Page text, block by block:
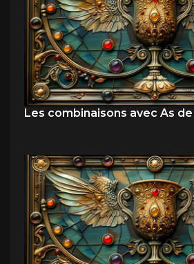
Les combinaisons avec As